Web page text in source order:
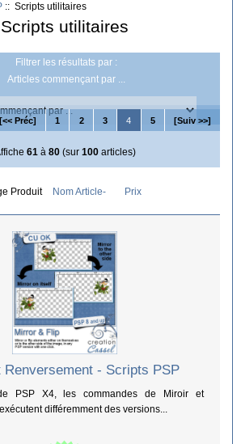
:: Scripts utilitaires
Scripts utilitaires
Filtrer les résultats par :
Articles commençant par ...
[<< Préc] 1 2 3 4 5 [Suiv >>]
61 à 80(sur 100articles)
Produit Nom Article- Prix
Renversement - Scripts PSP
PSP X4, les commandes de Miroir et
différemment des versions...